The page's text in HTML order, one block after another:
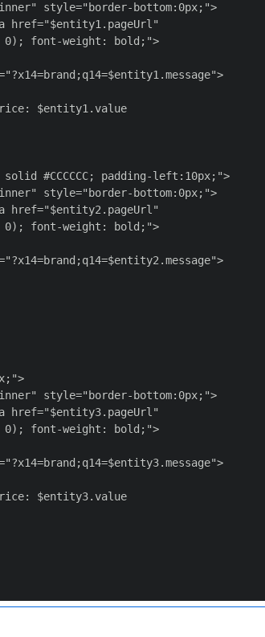
style="border-bottom:0px;">
href="$entity1.pageUrl"
0); font-weight: bold;">
$entity1.value
#CCCCCC; padding-left:10px;">
style="border-bottom:0px;">
href="$entity2.pageUrl"
0); font-weight: bold;">
style="border-bottom:0px;">
href="$entity3.pageUrl"
0); font-weight: bold;">
$entity3.value